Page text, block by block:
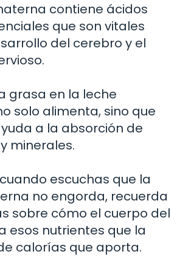
contiene ácidos
que son vitales
del cerebro y el
grasa en la leche
solo alimenta, sino que
a la absorción de
minerales.
escuchas que la
no engorda, recuerda
sobre cómo el cuerpo del
esos nutrientes que la
calorías que aporta.